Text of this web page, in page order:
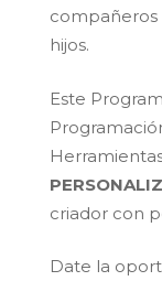
compañeros
hijos.
Este
criador con
Date la